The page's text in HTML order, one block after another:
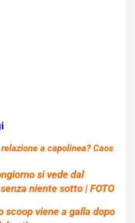
a capolinea? Caos
si vede dal
niente sotto | FOTO
scoop viene a galla dopo